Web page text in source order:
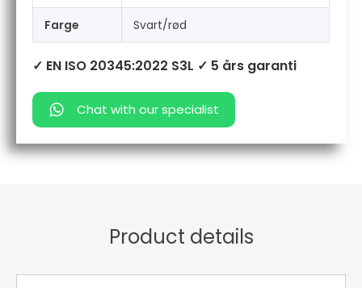
Farge Svart/rød
✓ EN ISO 20345:2022 S3L ✓ 5 års garanti
Chat with our specialist
Product details